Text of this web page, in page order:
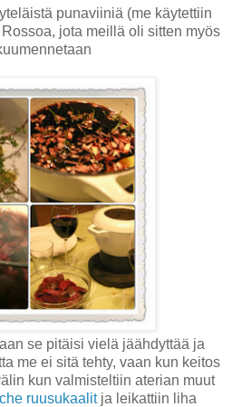
punaviiniä (me käytettiin
jota meillä oli sitten myös
se pitäisi vielä jäähdyttää ja
me ei sitä tehty, vaan kun keitos
kun valmisteltiin aterian muut
ruusukaalitja leikattiin liha